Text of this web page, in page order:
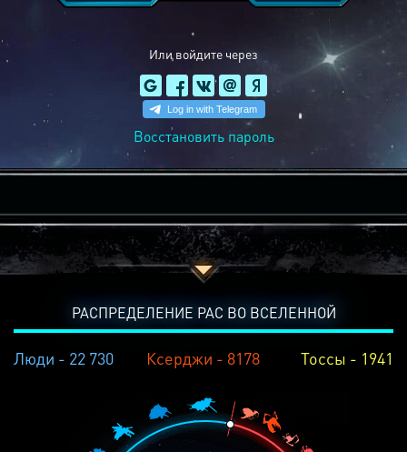
Или войдите через
Восстановить пароль
РАСПРЕДЕЛЕНИЕ РАС ВО ВСЕЛЕННОЙ
Люди - 22 730 Ксерджи - 8178 Тоссы - 1941